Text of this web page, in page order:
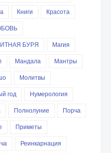
Книги
Красота
БУРЯ
Магия
Мандала
Мантры
Молитвы
год
Нумерология
Полнолуние
Порча
Приметы
Реинкарнация